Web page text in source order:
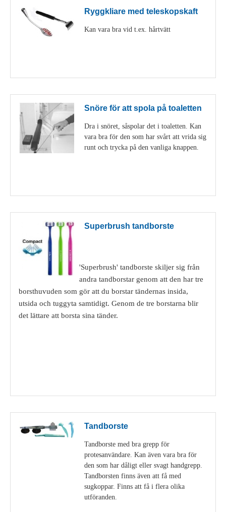
Ryggkliare med teleskopskaft
Kan vara bra vid t.ex. hårtvätt
Snöre för att spola på toaletten
Dra i snöret, såspolar det i toaletten. Kan
vara bra för den som har svårt att vrida sig
runt och trycka på den vanliga knappen.
Superbrush tandborste
'Superbrush' tandborste skiljer sig från
andra tandborstar genom att den har tre
borsthuvuden som gör att du borstar tändernas insida,
utsida och tuggyta samtidigt. Genom de tre borstarna blir
det lättare att borsta sina tänder.
Tandborste
Tandborste med bra grepp för
protesanvändare. Kan även vara bra för
den som har dåligt eller svagt handgrepp.
Tandborsten finns även att få med
sugkoppar. Finns att få i flera olika
utföranden.